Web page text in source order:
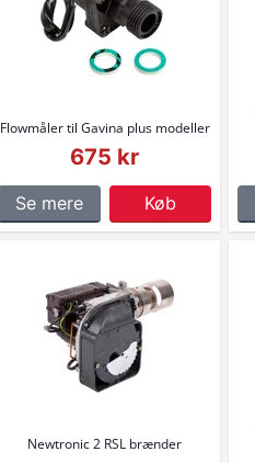
Flowmåler til Gavina plus modeller
675 kr
Se mere Køb
Newtronic 2 RSL brænder